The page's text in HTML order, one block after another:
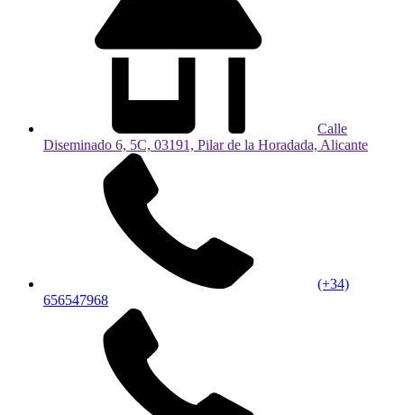
Calle
Diseminado 6, 5C, 03191, Pilar de la Horadada, Alicante
(+34)
656547968